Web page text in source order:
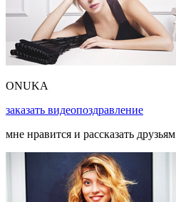
ONUKA
заказать видеопоздравление
мне нравится и рассказать друзьям